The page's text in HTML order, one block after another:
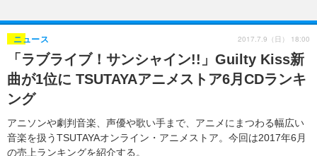
ゲーム グッズ
イベント 海外
海外イベント ビジネス
俳優・タレント アーティスト
ビジネス
アニメ 実写
イベント
ゲーム 座談会
動画
アニメ！アニメ！TV ABEMA Cafe
連載・コラム
「ラブライブ！サンシャイン!!」Guilty Kiss新
曲が1位に TSUTAYAアニメストア6月CDランキ
ング
アニソンや劇判音楽、声優や歌い手まで、アニメにまつわる幅広い
音楽を扱うTSUTAYAオンライン・アニメストア。今回は2017年6月
の売上ランキングを紹介する。
ニュース 2017.7.9（日） 18:00